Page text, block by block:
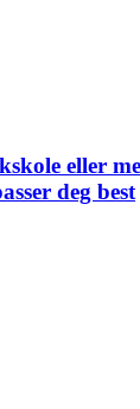
eller
deg best